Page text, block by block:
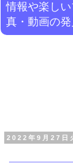
情報や楽し
真・動画の
2022年9月27日